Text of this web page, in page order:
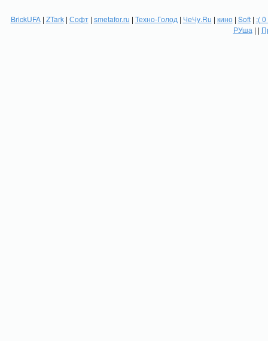
BrickUFA| ZTark| Софт| smetafor.ru | Техно-Голод | ЧеЧу.Ru | кино| Soft| :(
РУша | |